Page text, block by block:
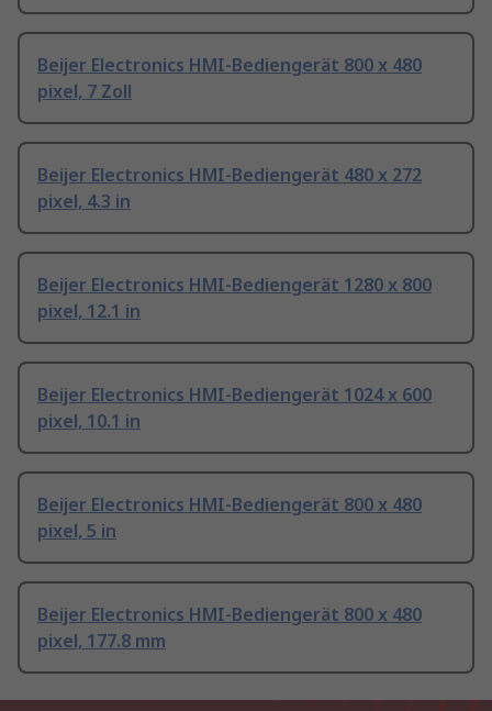
Beijer Electronics HMI-Bediengerät 800 x 480
pixel, 7 Zoll
Beijer Electronics HMI-Bediengerät 480 x 272
pixel, 4.3 in
Beijer Electronics HMI-Bediengerät 1280 x 800
pixel, 12.1 in
Beijer Electronics HMI-Bediengerät 1024 x 600
pixel, 10.1 in
Beijer Electronics HMI-Bediengerät 800 x 480
pixel, 5 in
Beijer Electronics HMI-Bediengerät 800 x 480
pixel, 177.8 mm